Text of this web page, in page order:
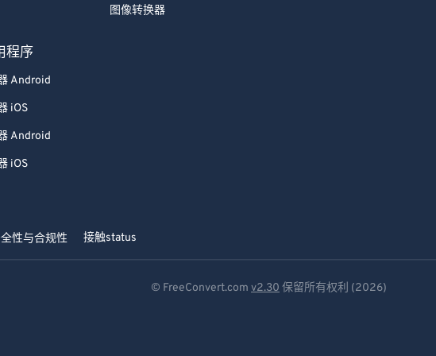
图像转换器
程序
Android
iOS
Android
iOS
性与合规性 接触status
© FreeConvert.com v2.30 保留所有权利 (2026)